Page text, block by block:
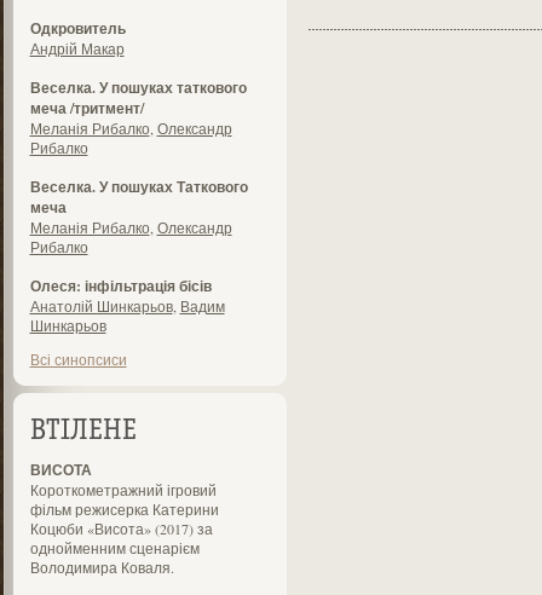
Одкровитель
Андрій Макар
Веселка. У пошуках таткового
меча /тритмент/
Меланія Рибалко Олександр
Рибалко
Веселка. У пошуках Таткового
меча
Меланія Рибалко Олександр
Рибалко
Олеся: інфільтрація бісів
Анатолій Шинкарьов, Вадим
Шинкарьов
Всі синопсиси
ВТІЛЕНЕ
ВИСОТА
Короткометражний ігровий
фільм режисерка Катерини
Коцюби «Висота» (2017) за
однойменним сценарієм
Володимира Коваля.